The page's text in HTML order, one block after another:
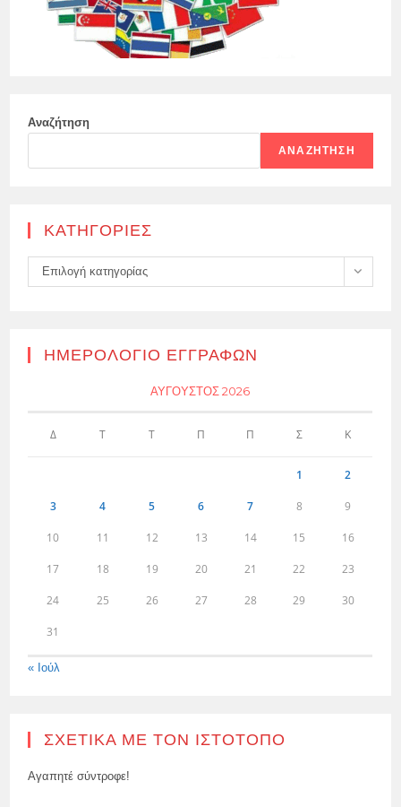
Αναζήτηση
ΑΝΑΖΉΤΗΣΗ
KΑΤΗΓΟΡΊΕΣ
Kατηγορίες
Επιλογή κατηγορίας
ΗΜΕΡΟΛΌΓΙΟ ΕΓΓΡΑΦΏΝ
ΑΎΓΟΥΣΤΟΣ 2026
Δ Τ Τ Π Π Σ Κ
1 2
3 4 5 6 7 8 9
10 11 12 13 14 15 16
17 18 19 20 21 22 23
24 25 26 27 28 29 30
31
« Ιούλ
ΣΧΕΤΙΚΆ ΜΕ ΤΟΝ ΙΣΤΌΤΟΠΟ
Αγαπητέ σύντροφε!